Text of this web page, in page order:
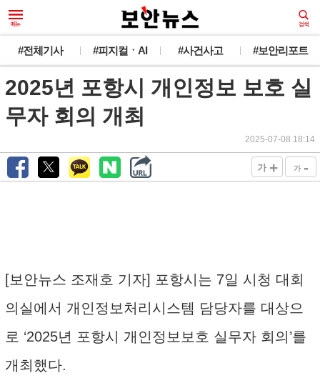
#전체기사 #피지컬ㆍAI #사건사고 #보안리포트
2025년 포항시 개인정보 보호 실
무자 회의 개최
2025-07-08 18:14
가 + 가 -
[보안뉴스 조재호 기자] 포항시는 7일 시청 대회
의실에서 개인정보처리시스템 담당자를 대상으
로 ‘2025년 포항시 개인정보보호 실무자 회의’를
개최했다.